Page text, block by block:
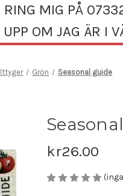
MIG PÅ
OM JAG ÄR I
Grön Seasonal guide
kr26.00